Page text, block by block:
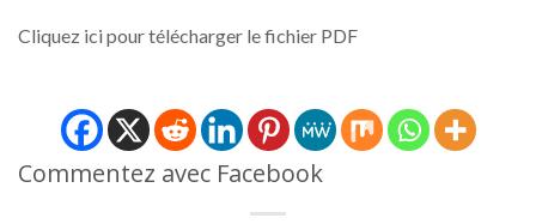
Cliquez ici pour télécharger le fichier PDF
Commentez avec Facebook